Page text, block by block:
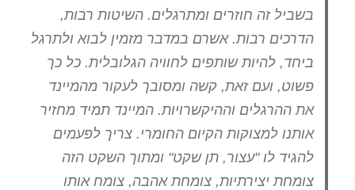
בשביל זה חוזרים ומתרגלים. השיטות רבות,
הדרכים רבות. אשרם במדבר מזמין לבוא ולתרגל
ביחד, להיות שותפים לחוויה הגלובלית. כל כך
פשוט, ועם זאת, קשה ומסובך לעקור מהמיינד
את ההרגלים וההיקשרויות.המיינד תמיד מחזיר
אותנו למצוקות הקיום החומרי. צריך לפעמים
להגיד לו "עצור, תן שקט" ומתוך השקט הזה
צומחת יצירתיות, צומחת אהבה, צומח אותו